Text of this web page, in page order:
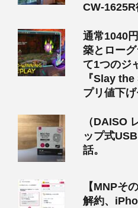
CW-1625R
通常1040
築とロー
て1つのジ
『Slay
プリ値下
（DAISO
ップ式
話。
【MNPそ
解約、